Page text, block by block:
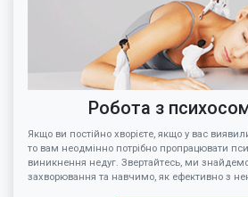
Робота з
Якщо ви постійно хворієте, якщо у вас
то вам неодмінно потрібно пропрацювати
виникнення недуг. Звертайтесь, ми
захворювання та навчимо, як ефективно з